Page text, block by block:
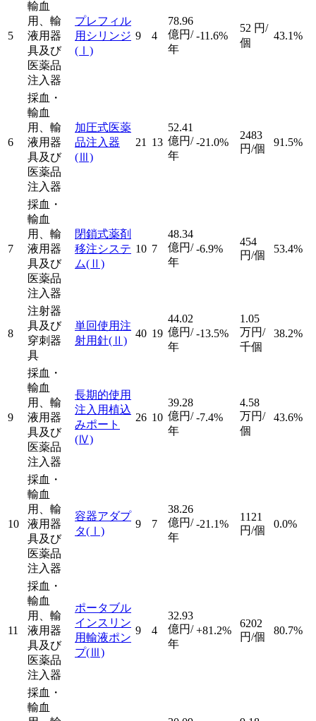
5
輸血
用、輸
液用器
具及び
医薬品
注入器
プレフィル
用シリンジ
(Ⅰ)
9 4
78.96
億円/
年
-11.6%
52 円/
個
43.1%
6
採血・
輸血
用、輸
液用器
具及び
医薬品
注入器
加圧式医薬
品注入器
(Ⅲ)
21 13
52.41
億円/
年
-21.0%
2483
円/個
91.5%
7
採血・
輸血
用、輸
液用器
具及び
医薬品
注入器
閉鎖式薬剤
移注システ
ム(Ⅱ)
10 7
48.34
億円/
年
-6.9%
454
円/個
53.4%
8
注射器
具及び
穿刺器
具
単回使用注
射用針(Ⅱ)
40 19
44.02
億円/
年
-13.5%
1.05
万円/
千個
38.2%
9
採血・
輸血
用、輸
液用器
具及び
医薬品
注入器
長期的使用
注入用植込
みポート
(Ⅳ)
26 10
39.28
億円/
年
-7.4%
4.58
万円/
個
43.6%
10
採血・
輸血
用、輸
液用器
具及び
医薬品
注入器
容器アダプ
タ(Ⅰ)
9 7
38.26
億円/
年
-21.1%
1121
円/個
0.0%
11
採血・
輸血
用、輸
液用器
具及び
医薬品
注入器
ポータブル
インスリン
用輸液ポン
プ(Ⅲ)
9 4
32.93
億円/
年
+81.2%
6202
円/個
80.7%
採血・
輸血